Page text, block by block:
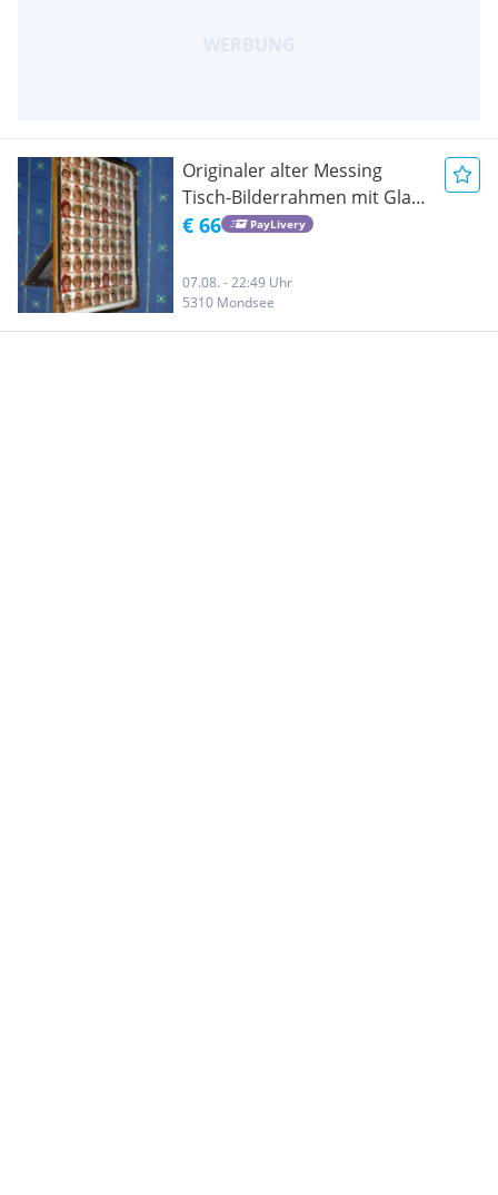
Originaler alter Messing
Tisch-Bilderrahmen mit Glas
& alten Sammelbildern 1920
€ 66 PayLivery
07.08. - 22:49 Uhr
5310 Mondsee